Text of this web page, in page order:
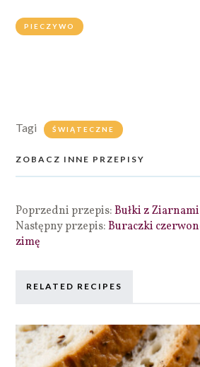
PIECZYWO
Tagi ŚWIĄTECZNE
ZOBACZ INNE PRZEPISY
Poprzedni przepis:Bułki z Ziarnami
Następny przepis:Buraczki
zimę
RELATED RECIPES